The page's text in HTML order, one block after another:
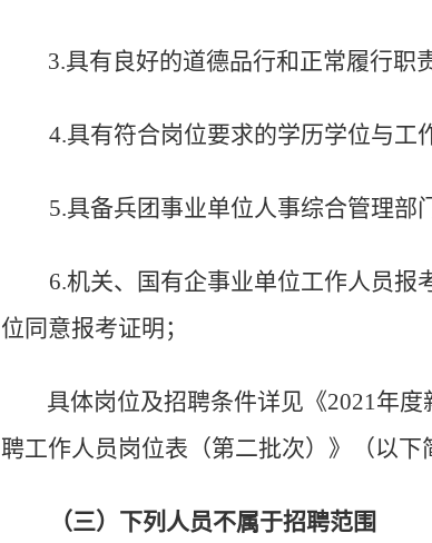
3.具有良好的道德品行和正常履行职
4.具有符合岗位要求的学历学位与工
5.具备兵团事业单位人事综合管理部
6.机关、国有企事业单位工作人员报
位同意报考证明；
具体岗位及招聘条件详见《2021年度
聘工作人员岗位表（第二批次）》
（以
（三）下列人员不属于招聘范围